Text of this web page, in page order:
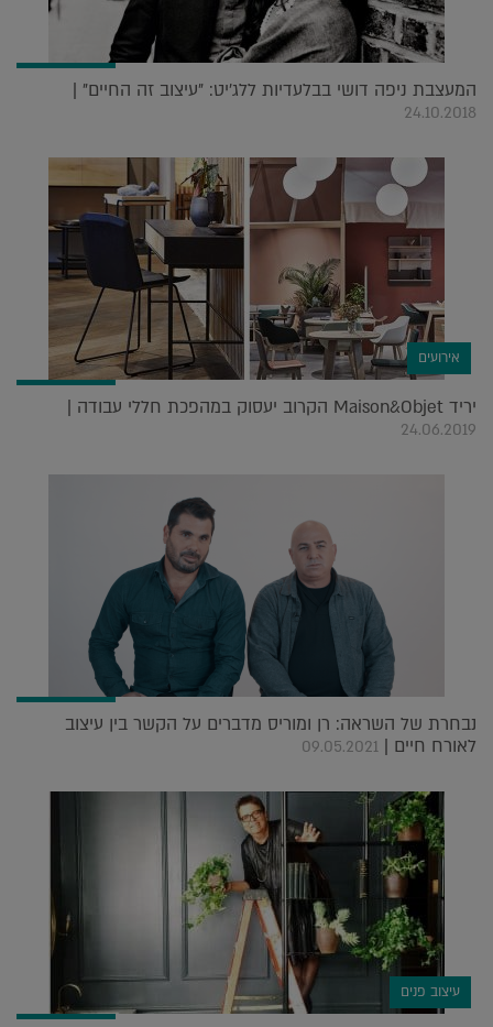
המעצבת ניפה דושי בבלעדיות ללג'יט: "עיצוב זה החיים" |
24.10.2018
אירועים
יריד Maison&Objet הקרוב יעסוק במהפכת חללי עבודה |
24.06.2019
נבחרת של השראה: רן ומוריס מדברים על הקשר בין עיצוב
לאורח חיים | 09.05.2021
עיצוב פנים